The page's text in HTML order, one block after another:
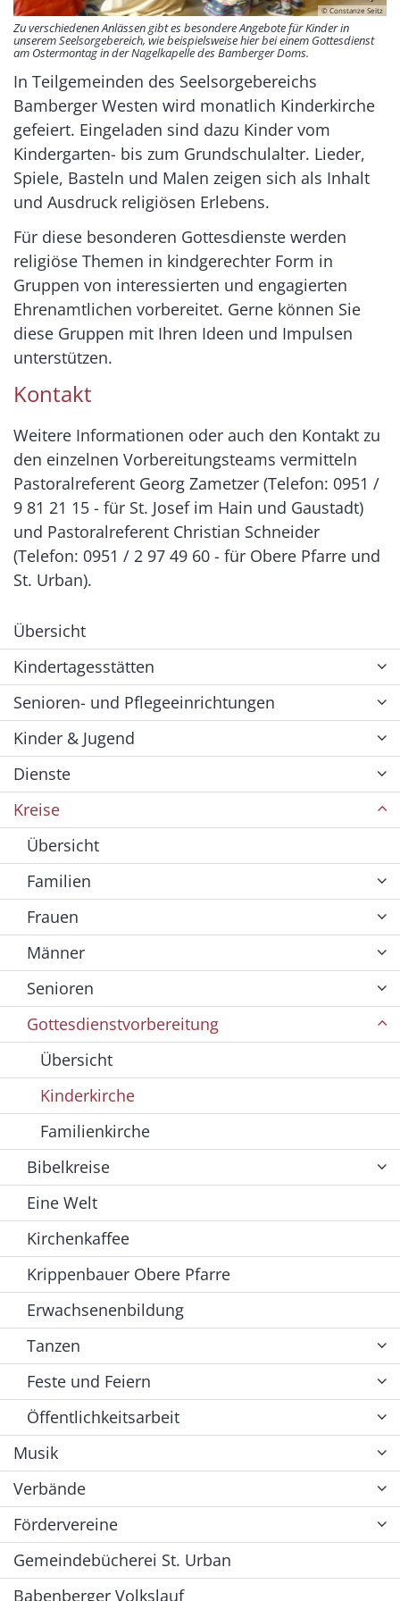
© Constanze Seitz
Zu verschiedenen Anlässen gibt es besondere Angebote für Kinder in
unserem Seelsorgebereich, wie beispielsweise hier bei einem Gottesdienst
am Ostermontag in der Nagelkapelle des Bamberger Doms.
In Teilgemeinden des Seelsorgebereichs
Bamberger Westen wird monatlich Kinderkirche
gefeiert. Eingeladen sind dazu Kinder vom
Kindergarten- bis zum Grundschulalter. Lieder,
Spiele, Basteln und Malen zeigen sich als Inhalt
und Ausdruck religiösen Erlebens.
Für diese besonderen Gottesdienste werden
religiöse Themen in kindgerechter Form in
Gruppen von interessierten und engagierten
Ehrenamtlichen vorbereitet. Gerne können Sie
diese Gruppen mit Ihren Ideen und Impulsen
unterstützen.
Kontakt
Weitere Informationen oder auch den Kontakt zu
den einzelnen Vorbereitungsteams vermitteln
Pastoralreferent Georg Zametzer (Telefon: 0951 /
9 81 21 15 - für St. Josef im Hain und Gaustadt)
und Pastoralreferent Christian Schneider
(Telefon: 0951 / 2 97 49 60 - für Obere Pfarre und
St. Urban).
Übersicht
Kindertagesstätten
Senioren- und Pflegeeinrichtungen
Kinder & Jugend
Dienste
Kreise
Übersicht
Familien
Frauen
Männer
Senioren
Gottesdienstvorbereitung
Übersicht
Kinderkirche
Familienkirche
Bibelkreise
Eine Welt
Kirchenkaffee
Krippenbauer Obere Pfarre
Erwachsenenbildung
Tanzen
Feste und Feiern
Öffentlichkeitsarbeit
Musik
Verbände
Fördervereine
Gemeindebücherei St. Urban
Babenberger Volkslauf